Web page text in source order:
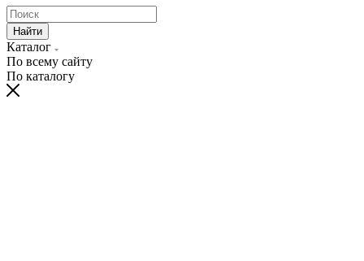
Найти
Каталог
По всему сайту
По каталогу